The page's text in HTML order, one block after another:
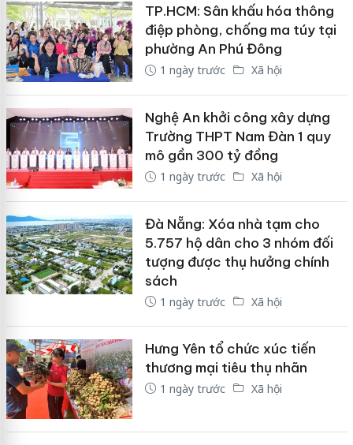
TP.HCM: Sân khấu hóa thông
điệp phòng, chống ma túy tại
phường An Phú Đông
1 ngày trước Xã hội
Nghệ An khởi công xây dựng
Trường THPT Nam Đàn 1 quy
mô gần 300 tỷ đồng
1 ngày trước Xã hội
Đà Nẵng: Xóa nhà tạm cho
5.757 hộ dân cho 3 nhóm đối
tượng được thụ hưởng chính
sách
1 ngày trước Xã hội
Hưng Yên tổ chức xúc tiến
thương mại tiêu thụ nhãn
1 ngày trước Xã hội